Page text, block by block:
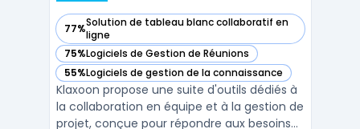
77%Solution de tableau blanc collaboratif en
ligne
— voir Klaxoon dans cette catégorie
75%Logiciels de Gestion de Réunions
— voir Klaxoon dans cette catégorie
55%Logiciels de gestion de la connaissance
— voir Klaxoon dans cette catégorie
Klaxoon propose une suite d'outils dédiés à
la collaboration en équipe et à la gestion de
projet, conçue pour répondre aux besoins